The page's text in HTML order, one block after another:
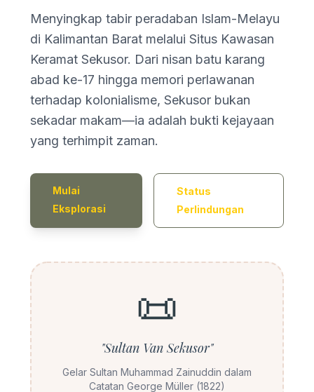
Menyingkap tabir peradaban Islam-Melayu
di Kalimantan Barat melalui Situs Kawasan
Keramat Sekusor. Dari nisan batu karang
abad ke-17 hingga memori perlawanan
terhadap kolonialisme, Sekusor bukan
sekadar makam—ia adalah bukti kejayaan
yang terhimpit zaman.
Mulai
Eksplorasi
Status
Perlindungan
📜
"Sultan Van Sekusor"
Gelar Sultan Muhammad Zainuddin dalam
Catatan George Müller (1822)